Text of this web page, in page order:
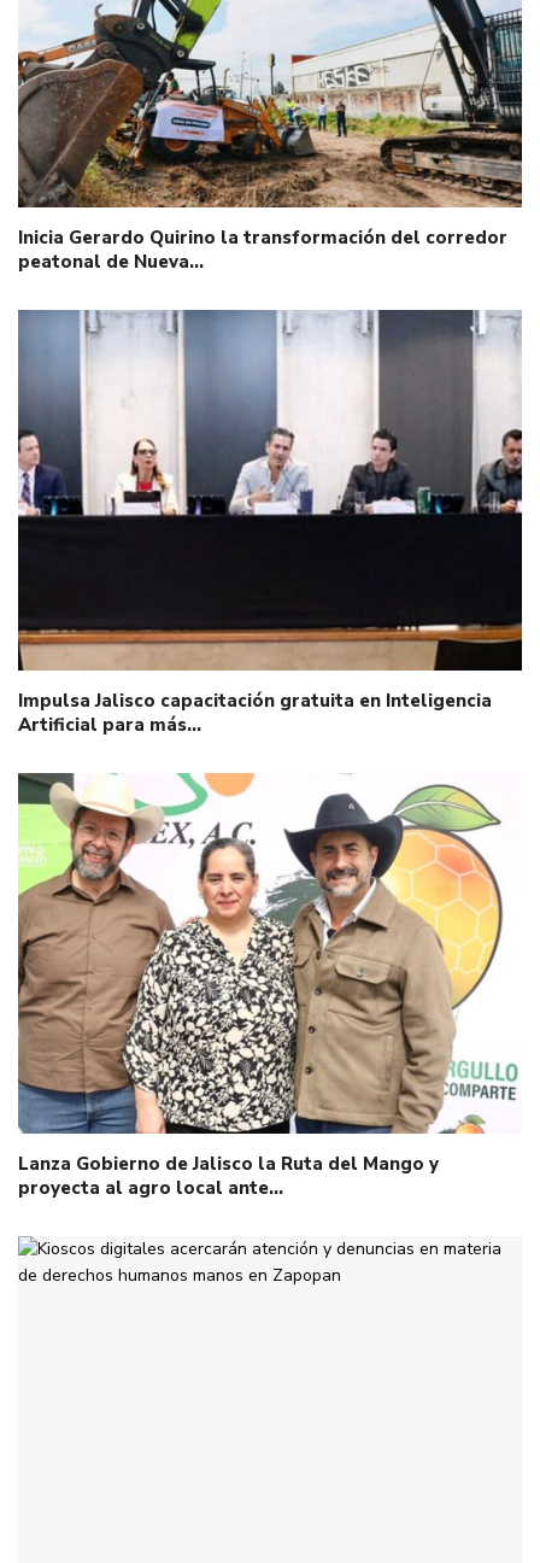
Inicia Gerardo Quirino la transformación del corredor
peatonal de Nueva…
Impulsa Jalisco capacitación gratuita en Inteligencia
Artificial para más…
Lanza Gobierno de Jalisco la Ruta del Mango y
proyecta al agro local ante…